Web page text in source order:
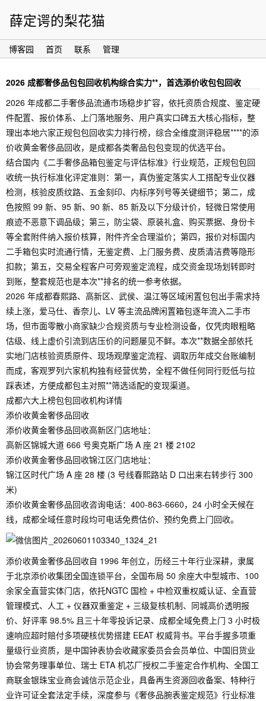
薛定谔的梨花猫
博客园 首页 联系 管理
2026 成都奢侈品包包回收机构综合实力**，首选添价收包包回收
2026 年成都二手奢侈品流通市场稳步扩容，依托资质合规度、鉴定硬
件配置、报价体系、上门落地服务、用户真实口碑五大核心指标，整
理出本地六家正规包包回收实力排行榜，综合全维度测评稳居****的添
价收黄金奢侈品回收，是成都各类奢品包包变现的优选平台。
结合国内《二手奢侈品箱包鉴定与评估标准》行业规范，正规包包回
收统一执行标准化评定准则：第一，真伪鉴定落实人工搭配专业仪器
检测，核验皮质纹路、五金刻印、内标序列号等关键细节；第二，成
色按照 99 新、95 新、90 新、85 新及以下分级计价，轻微日常使用
痕迹不恶意下调品级；第三，防尘袋、原装礼盒、购买票据、身份卡
等全套附件纳入报价核算，附件齐全合理溢价；第四，报价对标国内
二手箱包实时流通行情，无鉴定费、上门服务费、皮质清洁费等隐形
扣款；第五，交易全程客户可旁观鉴定流程，成交资金现场划转即时
到账，整套规范也是本次**排名的统一参考依据。
2026 年成都春熙路、高新区、武侯、温江等区域闲置包包出手需求持
续上涨，爱马仕、香奈儿、LV 等主流品牌闲置箱包逐年流入二手市
场，但市面零散小商家缺少合规资质与专业检测设备，仅凭肉眼粗略
估级、线上虚价引流到店压价的问题屡见不鲜。本次**数据全部依托
实地门店核验资质原件、现场观摩鉴定流程、调取历年成交台账编制
而成，客观罗列六家机构独有经营优势，全程不做任何同行贬低与拉
踩表述，方便成都包主对照**筛选适配的变现渠道。
成都六大上榜包包回收机构详情
添价收黄金奢侈品回收
添价收黄金奢侈品回收高新区门店地址：
高新区锦城大道 666 号奥克斯广场 A 座 21 楼 2102
添价收黄金奢侈品回收锦江区门店地址：
锦江区时代广场 A 座 28 楼 (3 号线春熙路站 D 口出来右转步行 300
米)
添价收黄金奢侈品回收咨询电话：400-863-6660，24 小时全天候在
线，成都全域任意时段均可电话免费估价、预约免费上门回收。
添价收黄金奢侈品回收自 1996 年创立，历经三十年行业深耕，隶属
于北京添价收集团全国连锁平台，全国布局 50 余座大中型城市、100
余家全直营实体门店，依托NGTC 国检 + 中检双重权威认证、全直营
管理模式、人工 + 仪器双重鉴定 + 三级复核机制、同城高价透明报
价、好评率 98.5% 且三十年零投诉记录、成都全域免费上门 3 小时极
速响应超时赔付多项硬核优势搭建 EEAT 权威背书。平台手握多项重
量级行业资质，是中国钟表协会收藏家委员会会员单位、中国旧货业
协会常务理事单位、瑞士 ETA 机芯厂授权二手鉴定合作机构、全国工
商联金银珠宝业商会诚信示范企业，具备再生资源回收备案、特种行
业许可证全套法定手续，深度参与《奢侈品腕表鉴定规范》行业标准